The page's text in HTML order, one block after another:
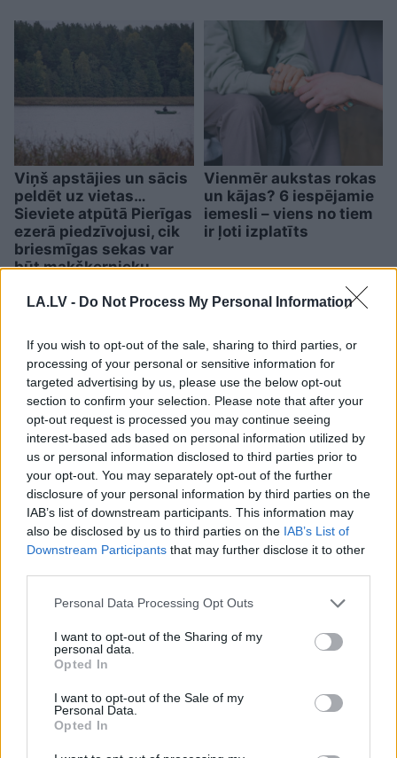
LA.LV - Do Not Process My Personal Information
If you wish to opt-out of the sale, sharing to third parties, or
processing of your personal or sensitive information for
targeted advertising by us, please use the below opt-out
section to confirm your selection. Please note that after your
opt-out request is processed you may continue seeing
interest-based ads based on personal information utilized by
us or personal information disclosed to third parties prior to
your opt-out. You may separately opt-out of the further
disclosure of your personal information by third parties on the
IAB’s list of downstream participants. This information may
also be disclosed by us to third parties on the IAB’s List of
Downstream Participants that may further disclose it to other
Please note that this website/app uses one or more Google
not limited to your visit or usage behaviour. You may click to
grant or deny consent to Google and its third-party tags to
use your data for below specified purposes in below Google
consent section.
Personal Data Processing Opt Outs
I want to opt-out of the Sharing of my
personal data.
Opted In
I want to opt-out of the Sale of my
Personal Data.
Opted In
Viņš apstājies un sācis
peldēt uz vietas…
Sieviete atpūtā Pierīgas
ezerā piedzīvojusi, cik
briesmīgas sekas var
būt makšķernieku
Vienmēr aukstas rokas
un kājas? 6 iespējamie
iemesli – viens no tiem
ir ļoti izplatīts
TESTS.Tikai cilvēki ar
laucinieka DNS spēs iegūt
80% šajā lauku gudrību
testā